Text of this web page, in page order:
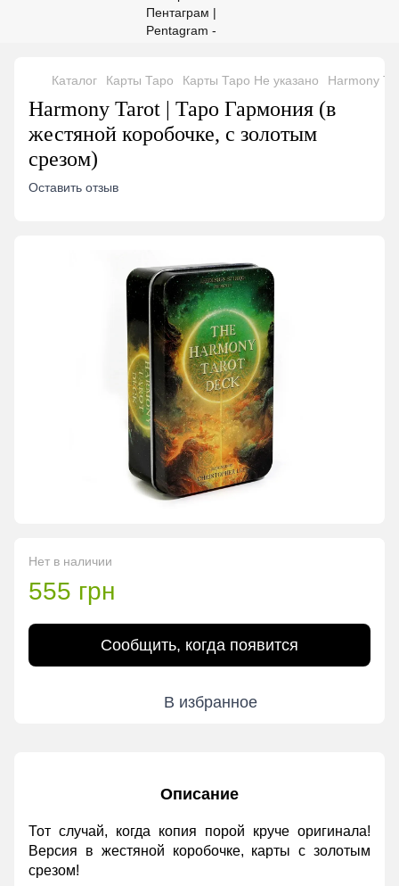
Каталог Карты Таро Карты Таро Не указано Harmony
Harmony Tarot | Таро Гармония (в
жестяной коробочке, с золотым
срезом)
Оставить отзыв
Нет в наличии
555 грн
Сообщить, когда появится
В избранное
Описание
Тот случай, когда копия порой круче оригинала!
Версия в жестяной коробочке, карты с золотым
срезом!